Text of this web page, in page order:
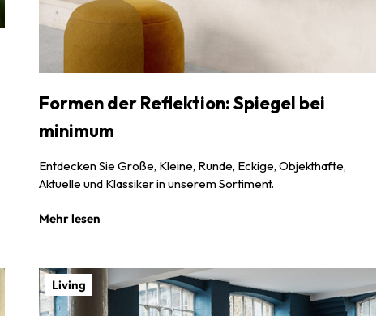
Formen der Reflektion: Spiegel bei
minimum
Entdecken Sie Große, Kleine, Runde, Eckige, Objekthafte,
Aktuelle und Klassiker in unserem Sortiment.
Mehr lesen
Living